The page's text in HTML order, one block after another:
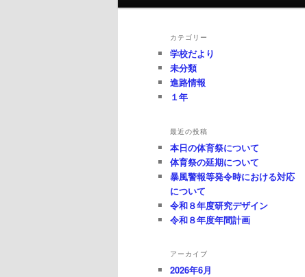
メ
カテゴリー
学校だより
未分類
進路情報
１年
最近の投稿
本日の体育祭について
体育祭の延期について
暴風警報等発令時における対応
について
令和８年度研究デザイン
令和８年度年間計画
アーカイブ
2026年6月